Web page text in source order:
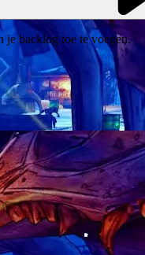
je backlog toe te voegen.